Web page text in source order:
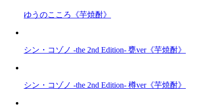
ゆうのこころ《芋焼酎》
シン・コゾノ -the 2nd Edition- 甕ver《芋焼酎》
シン・コゾノ -the 2nd Edition- 樽ver《芋焼酎》